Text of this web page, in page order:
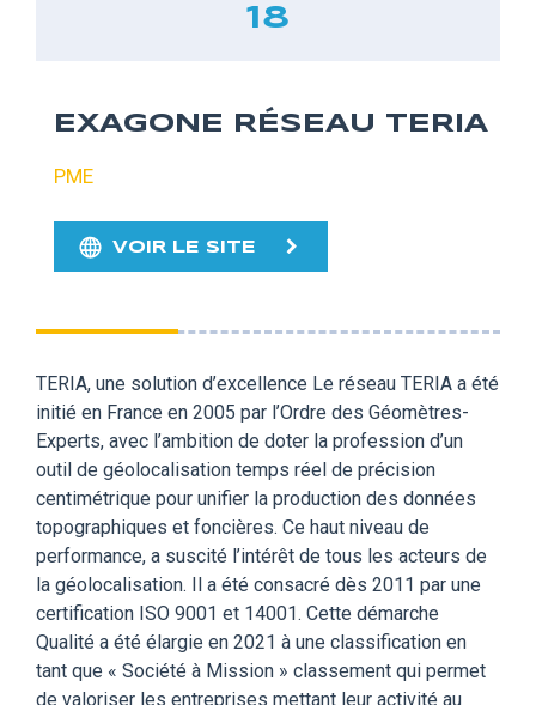
18
EXAGONE RÉSEAU TERIA
PME
VOIR LE SITE
TERIA, une solution d’excellence Le réseau TERIA a été
initié en France en 2005 par l’Ordre des Géomètres-
Experts, avec l’ambition de doter la profession d’un
outil de géolocalisation temps réel de précision
centimétrique pour unifier la production des données
topographiques et foncières. Ce haut niveau de
performance, a suscité l’intérêt de tous les acteurs de
la géolocalisation. Il a été consacré dès 2011 par une
certification ISO 9001 et 14001. Cette démarche
Qualité a été élargie en 2021 à une classification en
tant que « Société à Mission » classement qui permet
de valoriser les entreprises mettant leur activité au